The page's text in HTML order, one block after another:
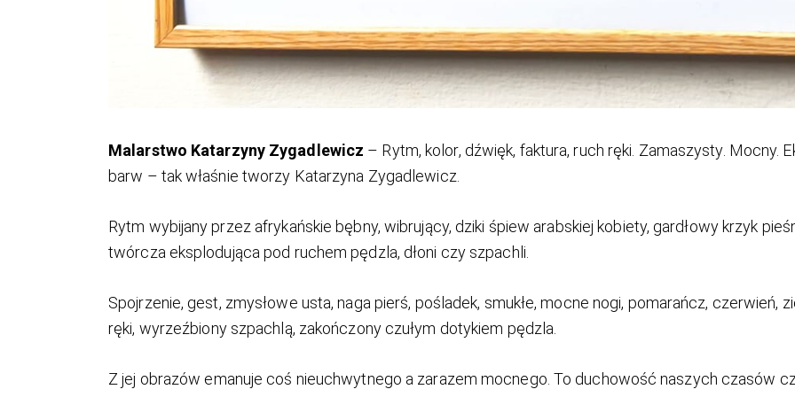
Malarstwo Katarzyny Zygadlewicz – Rytm, kolor, dźwięk, faktura, ruch ręki. Zamaszysty. Mocny.
barw – tak właśnie tworzy Katarzyna Zygadlewicz.
Rytm wybijany przez afrykańskie bębny, wibrujący, dziki śpiew arabskiej kobiety, gardłowy krzyk
twórcza eksplodująca pod ruchem pędzla, dłoni czy szpachli.
Spojrzenie, gest, zmysłowe usta, naga pierś, pośladek, smukłe, mocne nogi, pomarańcz, czerwień,
ręki, wyrzeźbiony szpachlą, zakończony czułym dotykiem pędzla.
Z jej obrazów emanuje coś nieuchwytnego a zarazem mocnego. To duchowość naszych czasów